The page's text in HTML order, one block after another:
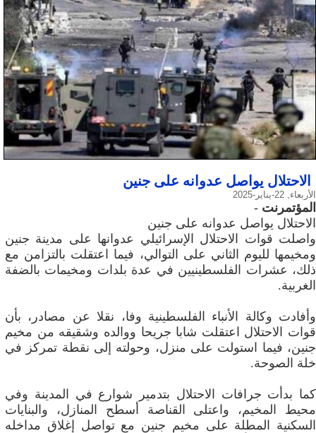
الاحتلال يواصل عدوانه على جنين
الأربعاء, 22-يناير-2025
المؤتمرنت -
الاحتلال يواصل عدوانه على جنين
واصلت قوات الاحتلال الإسرائيلي عدوانها على مدينة جنين
ومخيمها لليوم الثاني على التوالي، فيما اعتقلت بالتزامن مع
ذلك، عشرات الفلسطينيين في عدة بلدات ومخيمات بالضفة
الغربية.
وأفادت وكالة الأنباء الفلسطينية وفا، نقلا عن مصادر، بأن
قوات الاحتلال اعتقلت شابا جريحا ووالده وشقيقه من مخيم
جنين، فيما استولت على منزل، وحولته إلى نقطة تمركز في
خلة الصوحة.
كما بدأت جرافات الاحتلال بتدمير شوارع في المدينة وفي
محيط المخيم، واعتلى القناصة أسطح المنازل، والبنايات
السكنية المطلة على مخيم جنين مع تواصل إغلاق مداخله